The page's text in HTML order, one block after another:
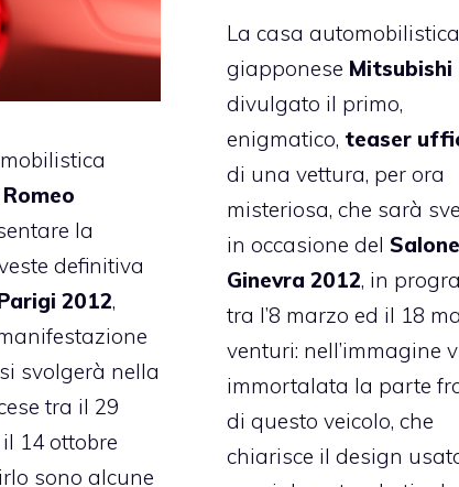
la
definitiva
2012,
svolgerà nella
tra il 29
14 ottobre
sono alcune
La casa automobilistica
giapponese Mitsubishi
divulgato il primo,
enigmatico, teaser
di una vettura, per ora
misteriosa, che sarà
in occasione del
Ginevra 2012, in
tra l’8 marzo ed il 18
venturi: nell’immagine
immortalata la parte
di questo veicolo, che
chiarisce il design